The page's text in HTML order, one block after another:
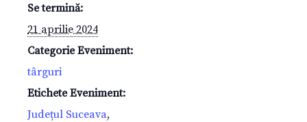
Se termină:
21 aprilie 2024
Categorie Eveniment:
târguri
Etichete Eveniment:
Județul Suceava,